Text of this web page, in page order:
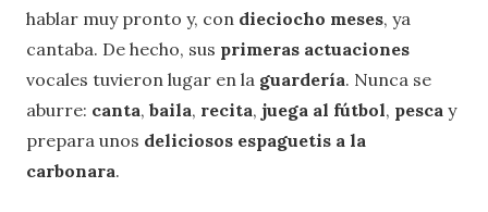
hablar muy pronto y, con dieciocho meses, ya
cantaba. De hecho, sus primeras actuaciones
vocales tuvieron lugar en la guardería. Nunca se
aburre: canta, baila, recita, juega al fútbol, ​​pesca y
prepara unos deliciosos espaguetis a la
carbonara.